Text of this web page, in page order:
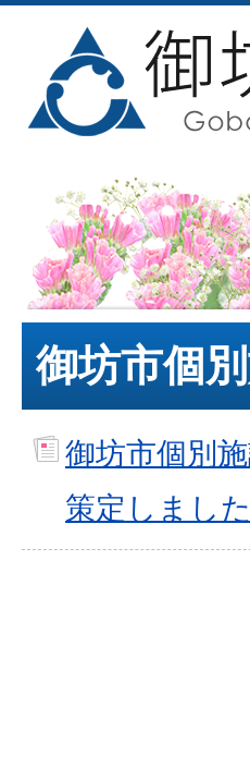
御坊市個
御坊市個別
策定しました